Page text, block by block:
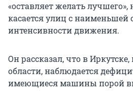
«оставляет желать лучшего»,
касается улиц с наименьшей
интенсивности движения.
Он рассказал, что в
области, наблюдается
имеющиеся машины порой